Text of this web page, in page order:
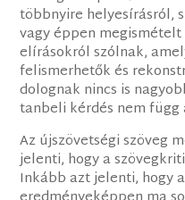
többnyire helyesírásról,
vagy éppen
elírásokról szólnak,
felismerhetők és
dolognak nincs is
tanbeli kérdés nem
Az újszövetségi szöveg
jelenti, hogy a
Inkább azt jelenti, hogy